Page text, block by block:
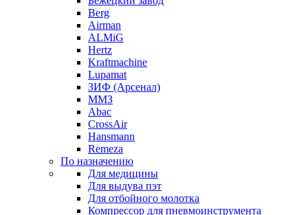
Berg
Airman
ALMiG
Hertz
Kraftmachine
Lupamat
ЗИФ (Арсенал)
ММЗ
Abac
CrossAir
Hansmann
Remeza
По назначению
Для медицины
Для выдува пэт
Для отбойного молотка
Компрессор для пневмоинструмента